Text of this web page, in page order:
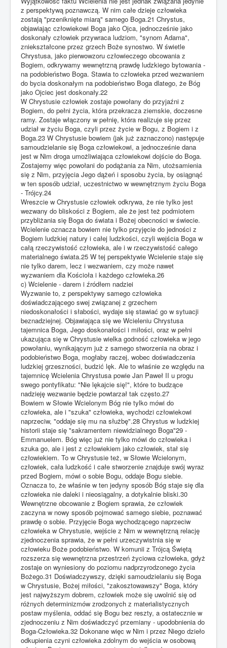
z perspektywą poznawczą. W nim całe dzieje człowieka
zostają "przeniknięte miarą" samego Boga.21 Chrystus,
objawiając człowiekowi Boga jako Ojca, jednocześnie jako
doskonały człowiek przywraca ludziom, "synom Adama",
zniekształcone przez grzech Boże synostwo. W świetle
Chrystusa, jako pierwowzoru człowieczego obcowania z
Bogiem, odkrywamy wewnętrzną prawdę ludzkiego bytowania -
na podobieństwo Boga. Stawia to człowieka przed wezwaniem
do bycia doskonałym na podobieństwo Boga dlatego, że Bóg
jako Ojciec jest doskonały.22
W Chrystusie człowiek zostaje powołany do przyjaźni z
Bogiem, do pełni życia, która przekracza ziemskie, doczesne
ramy. Zostaje włączony w pełnię, która realizuje się przez
udział w życiu Boga, czyli przez życie w Bogu, z Bogiem i z
Boga.23 W Chrystusie bowiem (jak już zaznaczono) następuje
samoudzielanie się Boga człowiekowi, a jednocześnie dana
jest w Nim droga umożliwiająca człowiekowi dojście do Boga.
Zostajemy więc powołani do podążania za Nim, utożsamienia
się z Nim, przyjęcia Jego dążeń i sposobu życia, by osiągnąć
w ten sposób udział, uczestnictwo w wewnętrznym życiu Boga
- Trójcy.24
Wreszcie w Chrystusie człowiek odkrywa, że nie tylko jest
wezwany do bliskości z Bogiem, ale że jest też podmiotem
przybliżania się Boga do świata i Bożej obecności w świecie.
Wcielenie oznacza bowiem nie tylko przyjęcie do jedności z
Bogiem ludzkiej natury i całej ludzkości, czyli wejścia Boga w
całą rzeczywistość człowieka, ale i w rzeczywistość całego
materialnego świata.25 W tej perspektywie Wcielenie staje się
nie tylko darem, lecz i wezwaniem, czy może nawet
wyzwaniem dla Kościoła i każdego człowieka.26
c) Wcielenie - darem i źródłem nadziei
Wyzwanie to, z perspektywy samego człowieka
doświadczającego swej związanej z grzechem
niedoskonałości i słabości, wydaje się stawiać go w sytuacji
beznadziejnej. Objawiająca się we Wcieleniu Chrystusa
tajemnica Boga, Jego doskonałości i miłości, oraz w pełni
ukazująca się w Chrystusie wielka godność człowieka w jego
powołaniu, wynikającym już z samego stworzenia na obraz i
podobieństwo Boga, mogłaby raczej, wobec doświadczenia
ludzkiej grzeszności, budzić lęk. Ale to właśnie ze względu na
tajemnicę Wcielenia Chrystusa powie Jan Paweł II u progu
swego pontyfikatu: "Nie lękajcie się!", które to budzące
nadzieję wezwanie będzie powtarzał tak często.27
Bowiem w Słowie Wcielonym Bóg nie tylko mówi do
człowieka, ale i "szuka" człowieka, wychodzi człowiekowi
naprzeciw, "oddaje się mu na służbę".28 Chrystus w ludzkiej
historii staje się "sakramentem niewidzialnego Boga"29 -
Emmanuelem. Bóg więc już nie tylko mówi do człowieka i
szuka go, ale i jest z człowiekiem jako człowiek, stał się
człowiekiem. To w Chrystusie też, w Słowie Wcielonym,
człowiek, cała ludzkość i całe stworzenie znajduje swój wyraz
przed Bogiem, mówi o sobie Bogu, oddaje Bogu siebie.
Oznacza to, że właśnie w ten jedyny sposób Bóg staje się dla
człowieka nie daleki i nieosiągalny, a dotykalnie bliski.30
Wewnętrzne obcowanie z Bogiem sprawia, że człowiek
zaczyna w nowy sposób pojmować samego siebie, poznawać
prawdę o sobie. Przyjęcie Boga wychodzącego naprzeciw
człowieka w Chrystusie, wejście z Nim w wewnętrzną relację
zjednoczenia sprawia, że w pełni urzeczywistnia się w
człowieku Boże podobieństwo. W komunii z Trójcą Świętą
rozszerza się wewnętrzna przestrzeń życiowa człowieka, gdyż
zostaje on wyniesiony do poziomu nadprzyrodzonego życia
Bożego.31 Doświadczywszy, dzięki samoudzielaniu się Boga
w Chrystusie, Bożej miłości, "zakosztowawszy" Boga, który
jest najwyższym dobrem, człowiek może się uwolnić się od
różnych determinizmów zrodzonych z materialistycznych
postaw myślenia, oddać się Bogu bez reszty, a ostatecznie w
zjednoczeniu z Nim doświadczyć przemiany - upodobnienia do
Boga-Człowieka.32 Dokonane więc w Nim i przez Niego dzieło
odkupienia czyni człowieka zdolnym do wejścia w osobową